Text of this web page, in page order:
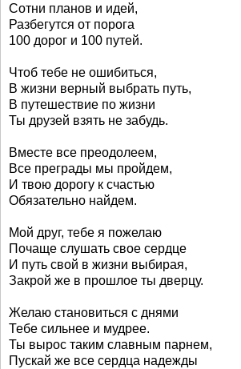
Сотни планов и идей,
Разбегутся от порога
100 дорог и 100 путей.
Чтоб тебе не ошибиться,
В жизни верный выбрать путь,
В путешествие по жизни
Ты друзей взять не забудь.
Вместе все преодолеем,
Все преграды мы пройдем,
И твою дорогу к счастью
Обязательно найдем.
Мой друг, тебе я пожелаю
Почаще слушать свое сердце
И путь свой в жизни выбирая,
Закрой же в прошлое ты дверцу.
Желаю становиться с днями
Тебе сильнее и мудрее.
Ты вырос таким славным парнем,
Пускай же все сердца надежды